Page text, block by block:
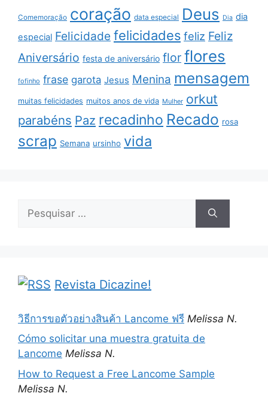
Comemoração coração data especial Deus Dia dia
especial Felicidade felicidades feliz Feliz
Aniversário festa de aniversário flor flores
fofinho frase garota Jesus Menina mensagem
muitas felicidades muitos anos de vida Mulher orkut
parabéns Paz recadinho Recado rosa
scrap Semana ursinho vida
por:
Revista Dicazine!
วิธีการขอตัวอย่างสินค้า Lancome ฟรี Melissa N.
Cómo solicitar una muestra gratuita de
Lancome Melissa N.
How to Request a Free Lancome Sample
Melissa N.